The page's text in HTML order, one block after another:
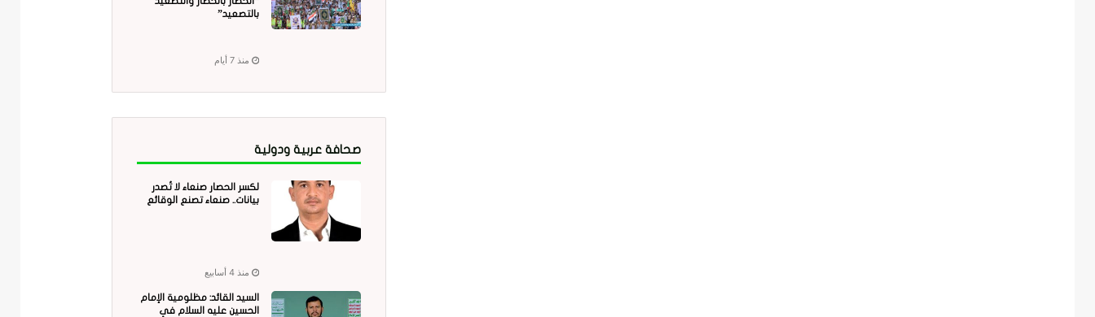
بالتصعيد”
منذ 7 أيام
صحافة عربية ودولية
لكسر الحصار صنعاء لا تُصدر
بيانات.. صنعاء تصنع الوقائع
منذ 4 أسابيع
السيد القائد: مظلومية الإمام
الحسين عليه السلام في